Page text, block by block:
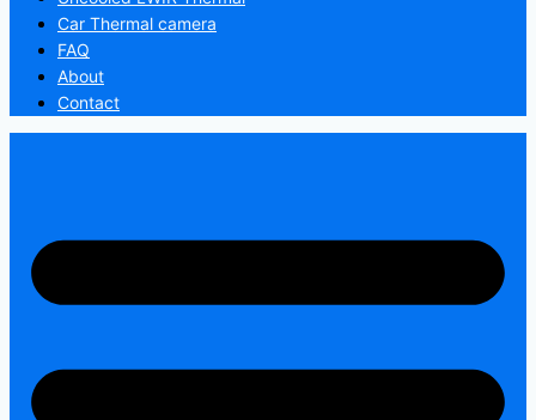
Car Thermal camera
FAQ
About
Contact